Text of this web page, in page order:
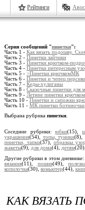
Рейтинги
Серия сообщений "пинетки":
Часть 1 - Как вязать подошву.
Часть 2 - Пинетки зайчики
Часть 3 - Пинетки крючком-
Часть 4 - Пинетки интересным
Часть 5 - >Пинетки крючкомМК
Часть 6 - Пинетки и чепец
Часть 7 - Кеды-хулиганы
Часть 8 - Сказочные пинетки для
Часть 9 - Летние пинетки
Часть 10 - Пинетки и сапожки
Часть 11 - МК пинетки ботиночки
Выбрана рубрика пинетки
Соседние рубрики:юбки(15),
украшения(54), топы, туники(8),
пинетки, тапки(37), образцы
жакеты(9), для дома(4), детям
Другие рубрики в этом
вязания(11), пошив(49),
копилочка(30), комьютер(44),
КАК ВЯЗАТЬ